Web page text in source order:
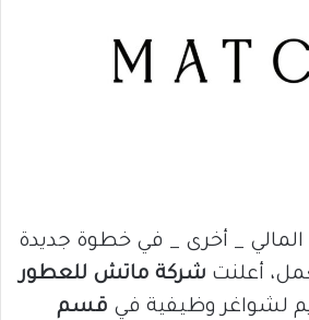
المالي _ أخرى _ في خطوة جديدة
أعلنت شركة ماتش للعطور
لشواغر وظيفية في قسم